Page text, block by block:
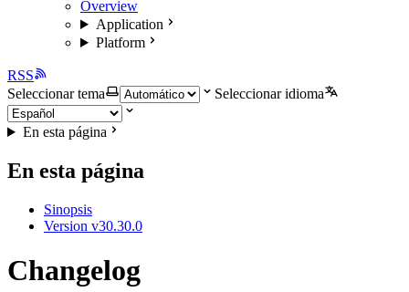
Overview
Application
Platform
RSS
Seleccionar tema
Seleccionar idioma
En esta página
En esta página
Sinopsis
Version v30.30.0
Changelog